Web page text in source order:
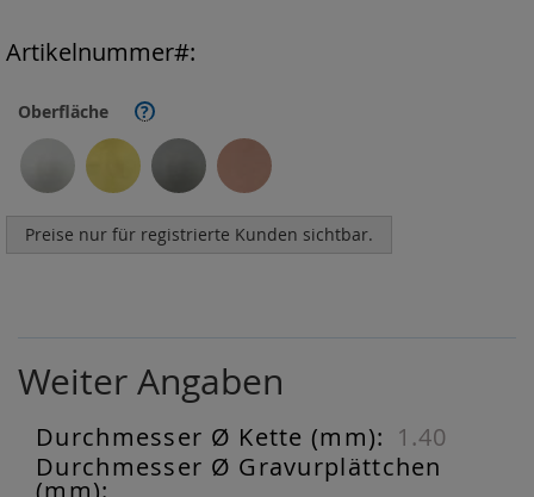
Oberfläche ?
Preise nur für registrierte Kunden sichtbar.
Artikelnummer
Weiter Angaben
Weiter
Angaben
1.40